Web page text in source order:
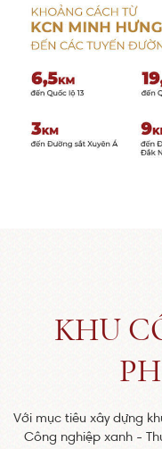
KHU
Với mục tiêu xây dựng
Công nghiệp xanh -